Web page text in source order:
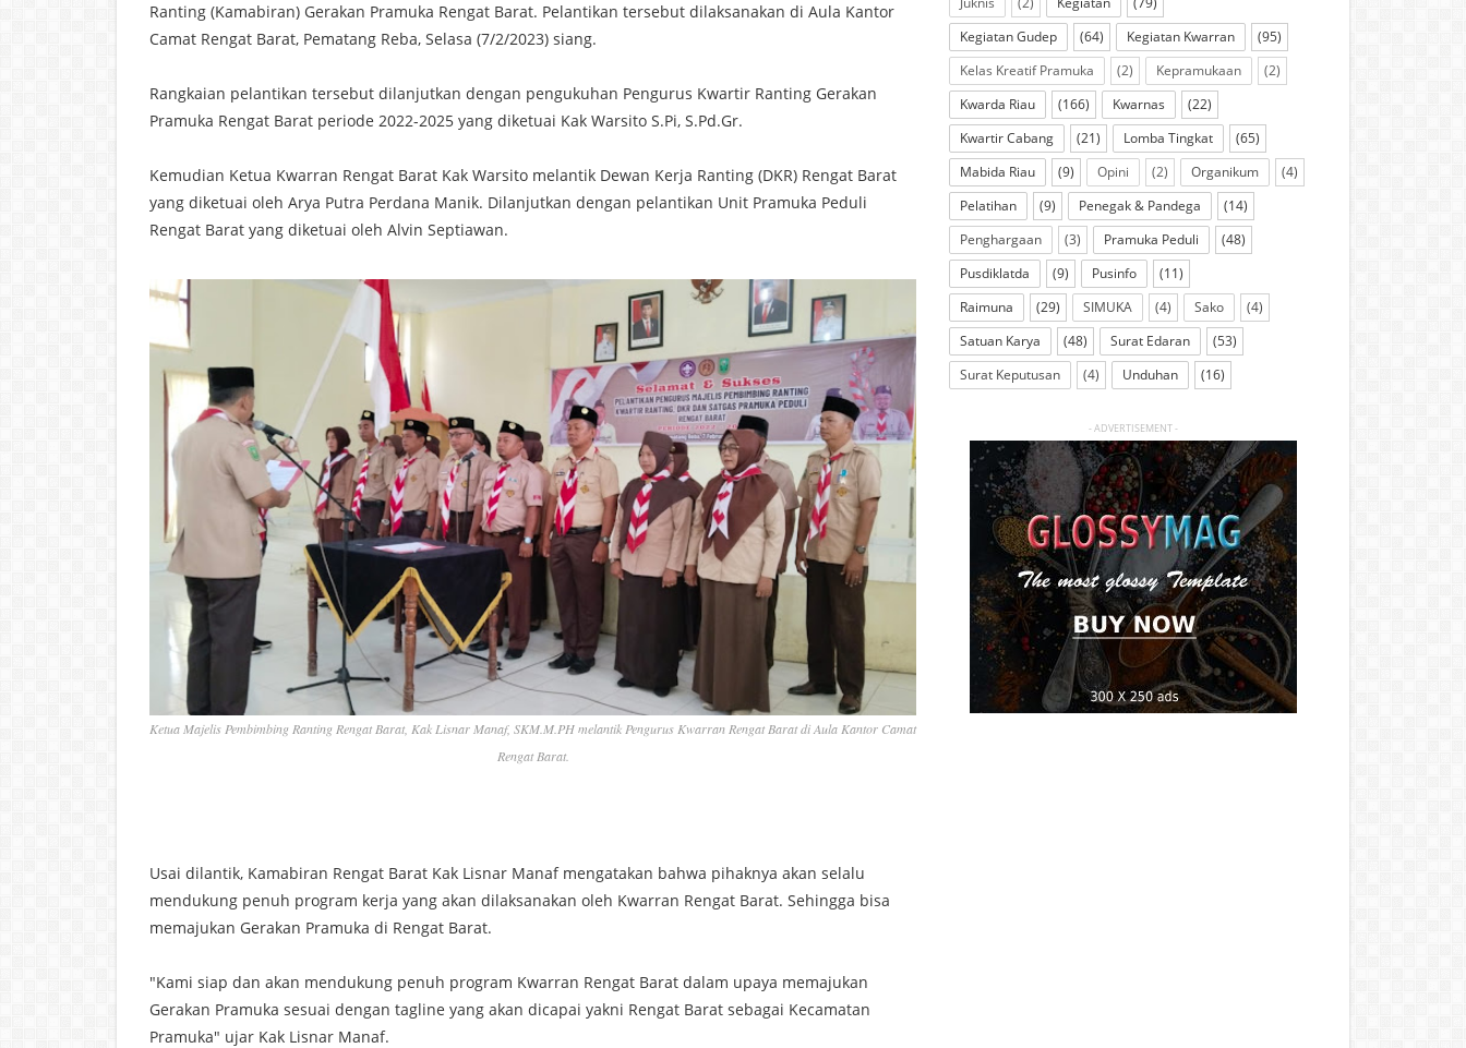
Ranting (Kamabiran) Gerakan Pramuka Rengat Barat. Pelantikan tersebut dilaksanakan di Aula Kantor
Camat Rengat Barat, Pematang Reba, Selasa (7/2/2023) siang.
Rangkaian pelantikan tersebut dilanjutkan dengan pengukuhan Pengurus Kwartir Ranting Gerakan
Pramuka Rengat Barat periode 2022-2025 yang diketuai Kak Warsito S.Pi, S.Pd.Gr.
Kemudian Ketua Kwarran Rengat Barat Kak Warsito melantik Dewan Kerja Ranting (DKR) Rengat Barat
yang diketuai oleh Arya Putra Perdana Manik. Dilanjutkan dengan pelantikan Unit Pramuka Peduli
Rengat Barat yang diketuai oleh Alvin Septiawan.
Ketua Majelis Pembimbing Ranting Rengat Barat, Kak Lisnar Manaf, SKM.M.PH melantik Pengurus Kwarran Rengat Barat di Aula Kantor Camat
Rengat Barat.
Usai dilantik, Kamabiran Rengat Barat Kak Lisnar Manaf mengatakan bahwa pihaknya akan selalu
mendukung penuh program kerja yang akan dilaksanakan oleh Kwarran Rengat Barat. Sehingga bisa
memajukan Gerakan Pramuka di Rengat Barat.
"Kami siap dan akan mendukung penuh program Kwarran Rengat Barat dalam upaya memajukan
Gerakan Pramuka sesuai dengan tagline yang akan dicapai yakni Rengat Barat sebagai Kecamatan
Pramuka" ujar Kak Lisnar Manaf.
Kegiatan Gudep
(64) Kegiatan Kwarran
(95)
Kelas Kreatif Pramuka
(2) Kepramukaan
(2)
Kwarda Riau
(166) Kwarnas
(22)
Kwartir Cabang
(21) Lomba Tingkat
(65)
Mabida Riau
(9) Opini (2) Organikum
(4)
Pelatihan
(9) Penegak & Pandega
(14)
Penghargaan
(3) Pramuka Peduli
(48)
Pusdiklatda
(9) Pusinfo
(11)
Raimuna
(29) SIMUKA (4) Sako
(4)
Satuan Karya
(48) Surat Edaran
(53)
Surat Keputusan
(4) Unduhan (16)
- ADVERTISEMENT -